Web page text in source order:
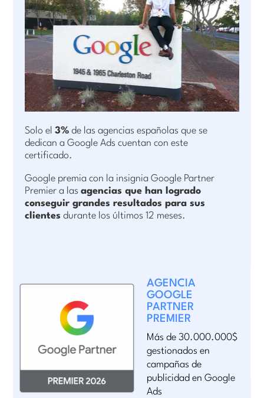
Solo el3% de las agencias españolas que se
dedican a Google Ads cuentan con este
certificado.
Google premia con la insignia Google Partner
Premier a lasagencias que han logrado
conseguir grandes resultados para sus
clientes durante los últimos 12 meses.
AGENCIA
GOOGLE
PARTNER
PREMIER
Más de 30.000.000$
gestionados en
campañas de
publicidad en Google
Ads